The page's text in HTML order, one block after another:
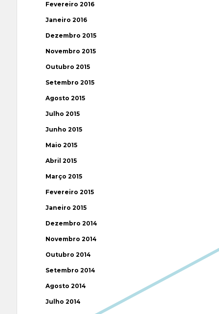
Fevereiro 2016
Janeiro 2016
Dezembro 2015
Novembro 2015
Outubro 2015
Setembro 2015
Agosto 2015
Julho 2015
Junho 2015
Maio 2015
Abril 2015
Março 2015
Fevereiro 2015
Janeiro 2015
Dezembro 2014
Novembro 2014
Outubro 2014
Setembro 2014
Agosto 2014
Julho 2014